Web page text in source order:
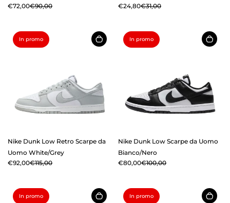
€72,00€90,00
€24,80€31,00
In promo
Nike Dunk Low Retro Scarpe da
Uomo White/Grey
€92,00€115,00
In promo
Nike Dunk Low Scarpe da Uomo
Bianco/Nero
€80,00€100,00
In promo In promo